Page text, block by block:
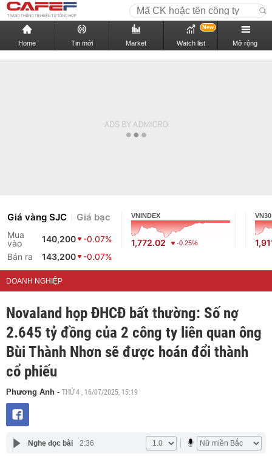
Home Tin mới Market Watch list
New
Mở rộng
Giá vàng SJC Giá bạc
Mua
vào
140,200
-0.07%
Bán ra
143,200 -0.07%
VNINDEX
1,772.02 -0.25%
VN30
DOANH NGHIỆP
Novaland họp ĐHCĐ bất thường: Số nợ
2.645 tỷ đồng của 2 công ty liên quan ông
Bùi Thành Nhơn sẽ được hoán đổi thành
cổ phiếu
Phương Anh - THỨ 4 , 16/07/2025, 15:19
Nghe đọc bài 2:36